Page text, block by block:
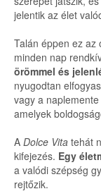
jelentik az élet
Talán éppen ez az
minden nap
örömmel és
nyugodtan
vagy a
amelyek
A Dolce Vita tehát
kifejezés. Egy
a valódi szépség
rejtőzik.